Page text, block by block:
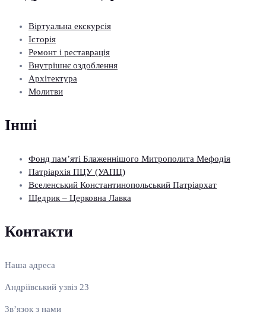
Віртуальна екскурсія
Історія
Ремонт і реставрація
Внутрішнє оздоблення
Архітектура
Молитви
Інші
Фонд пам’яті Блаженнішого Митрополита Мефодія
Патріархія ПЦУ (УАПЦ)
Вселенський Константинопольський Патріархат
Щедрик – Церковна Лавка
Контакти
Наша адреса
Андріївський узвіз 23
Зв’язок з нами